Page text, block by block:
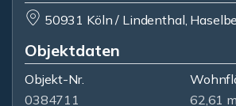
50931 Köln / Lindenthal,
Objektdaten
Objekt-Nr.
0384711
62,61